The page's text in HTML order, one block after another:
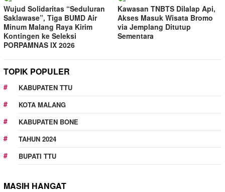
Wujud Solidaritas “Seduluran
Saklawase”, Tiga BUMD Air
Minum Malang Raya Kirim
Kontingen ke Seleksi
PORPAMNAS IX 2026
Kawasan TNBTS Dilalap Api,
Akses Masuk Wisata Bromo
via Jemplang Ditutup
Sementara
TOPIK POPULER
KABUPATEN TTU
KOTA MALANG
KABUPATEN BONE
TAHUN 2024
BUPATI TTU
MASIH HANGAT